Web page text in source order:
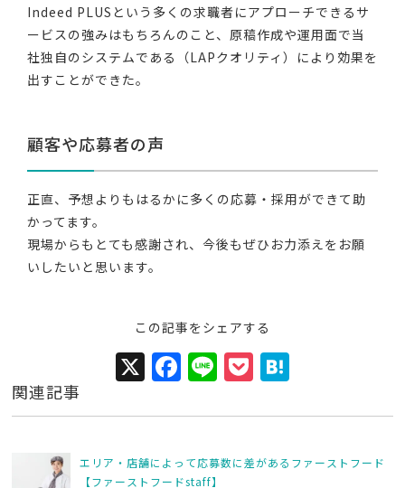
Indeed PLUSという多くの求職者にアプローチできるサ
ービスの強みはもちろんのこと、原稿作成や運用面で当
社独自のシステムである（LAPクオリティ）により効果を
出すことができた。
顧客や応募者の声
正直、予想よりもはるかに多くの応募・採用ができて助
かってます。
現場からもとても感謝され、今後もぜひお力添えをお願
いしたいと思います。
この記事をシェアする
X F
a
c
e
Li
n
e
P
o
c
k
e
n
関連記事
エリア・店舗によって応募数に差があるファーストフード
【ファーストフードstaff】